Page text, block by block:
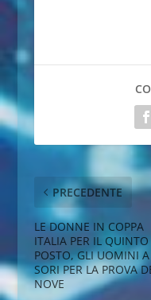
PRECEDENTE
LE DONNE IN COPPA
ITALIA PER IL QUINTO
POSTO, GLI UOMINI A
SORI PER LA PROVA
NOVE